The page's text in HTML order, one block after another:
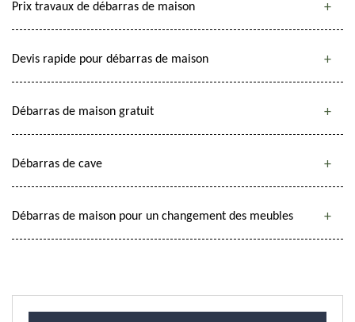
Prix travaux de débarras de maison
Devis rapide pour débarras de maison
Débarras de maison gratuit
Débarras de cave
Débarras de maison pour un changement des meubles